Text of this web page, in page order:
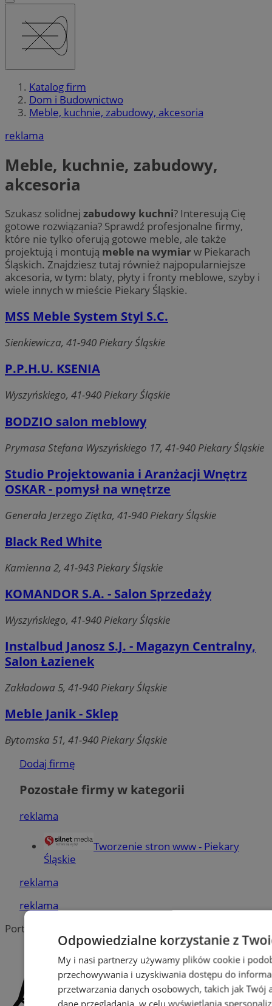
Katalog firm
Dom i Budownictwo
Meble, kuchnie, zabudowy, akcesoria
reklama
Meble, kuchnie, zabudowy,
akcesoria
Szukasz solidnej zabudowy kuchni? Interesują Cię
gotowe rozwiązania? Sprawdź profesjonalne firmy,
które nie tylko oferują gotowe meble, ale także
projektują i montują meble na wymiarw Piekarach
Śląskich. Znajdziesz tutaj również najpopularniejsze
akcesoria, w tym: blaty, płyty i fronty meblowe, szyby i
wiele innych w mieście Piekary Śląskie.
MSS Meble System Styl S.C.
Sienkiewicza, 41-940 Piekary Śląskie
P.P.H.U. KSENIA
Wyszyńskiego, 41-940 Piekary Śląskie
BODZIO salon meblowy
Prymasa Stefana Wyszyńskiego 17, 41-940 Piekary Śląskie
Studio Projektowania i Aranżacji Wnętrz
OSKAR - pomysł na wnętrze
Generała Jerzego Ziętka, 41-940 Piekary Śląskie
Black Red White
Kamienna 2, 41-943 Piekary Śląskie
KOMANDOR S.A. - Salon Sprzedaży
Wyszyńskiego, 41-940 Piekary Śląskie
Instalbud Janosz S.J. - Magazyn Centralny,
Salon Łazienek
Zakładowa 5, 41-940 Piekary Śląskie
Meble Janik - Sklep
Bytomska 51, 41-940 Piekary Śląskie
Dodaj firmę
Pozostałe firmy w kategorii
reklama
Tworzenie stron www - Piekary
Śląskie
reklama
reklama
Portal należy do sieci
Odpowiedzialne korzystanie z
My i nasi partnerzy używamy plików cookie i
przechowywania i uzyskiwania dostępu do
przetwarzania danych osobowych, takich jak
dane przeglądania, w celu wyświetlania